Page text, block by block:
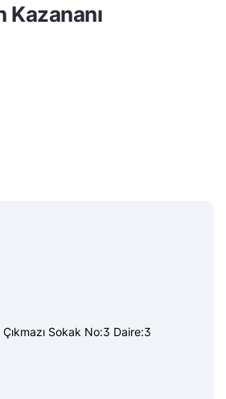
Kazananı
Sokak No:3 Daire:3